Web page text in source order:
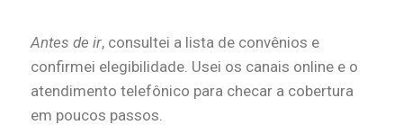
Antes de ir, consultei a lista de convênios e
confirmei elegibilidade. Usei os canais online e o
atendimento telefônico para checar a cobertura
em poucos passos.